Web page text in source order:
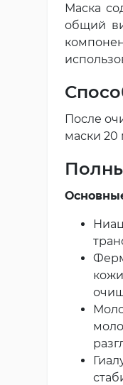
Маска
общий
После
маски 20